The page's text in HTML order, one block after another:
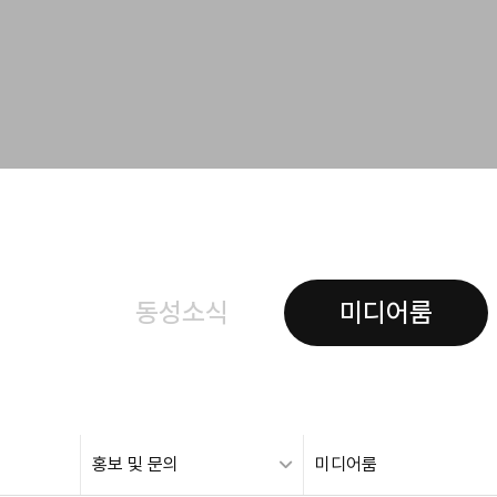
동성소식 미디어룸
홍보 및 문의 미디어룸